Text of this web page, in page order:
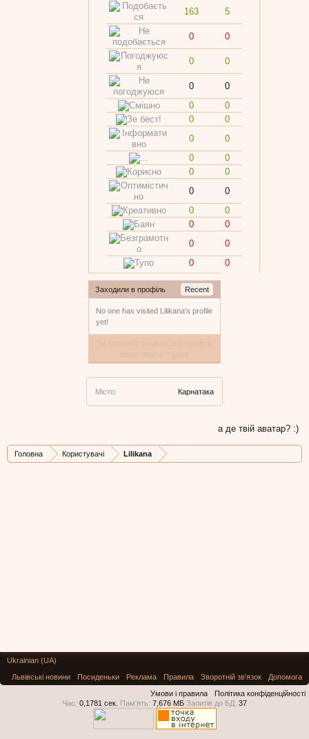
163 5
0 0
0 0
0
0
0
0
0
0
0
0
0
0
0
0
0
0
0
0
0
0
0
0
0
0
Заходили в профіль Recent
No one has visited Lilikana's profile
yet!
Місто: Карнатака
а де твій аватар? :)
Головна Користувачі Lilikana
Ukrainian (UA)
Львівські новини
Посиденьки Реклама Правила Зворотній зв'язок
Допомога
Умови і правила
Політика конфіденційності
Час: 0,1781 сек. Пам'ять: 7,676 МБ Запитів до БД: 37